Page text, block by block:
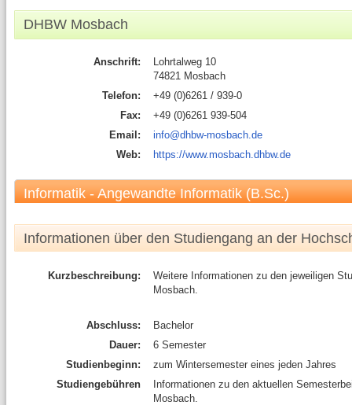
DHBW Mosbach
Anschrift:
Lohrtalweg 10
74821 Mosbach
Telefon:
+49 (0)6261 / 939-0
Fax:
+49 (0)6261 939-504
Email:
info@dhbw-mosbach.de
Web:
https://www.mosbach.dhbw.de
Informatik - Angewandte Informatik (B.Sc.)
Informationen über den Studiengang an der
Kurzbeschreibung:
Weitere Informationen zu den jeweiligen
Mosbach.
Abschluss:
Bachelor
Dauer:
6 Semester
Studienbeginn:
zum Wintersemester eines jeden Jahres
Studiengebühren
Informationen zu den aktuellen
Mosbach.